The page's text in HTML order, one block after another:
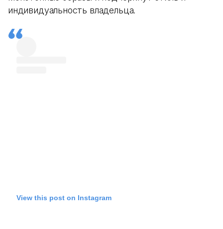
индивидуальность владельца.
View this post on Instagram